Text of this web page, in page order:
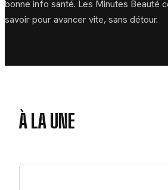
bonne info santé. Les Minutes Beauté
savoir pour avancer vite, sans détour.
À LA UNE